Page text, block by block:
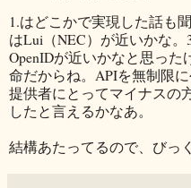
1.はどこかで実現した話も
はLui（NEC）が近いかな。
OpenIDが近いかなと思っ
命だからね。APIを無制限
提供者にとってマイナスの
したと言えるかなあ。
結構あたってるので、びっ